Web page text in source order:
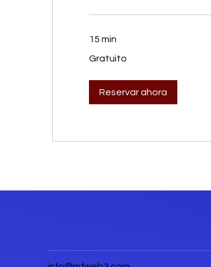
15 min
Gratuito
Reservar ahora